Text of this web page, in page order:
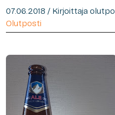
07.06.2018 / Kirjoittaja
Olutposti